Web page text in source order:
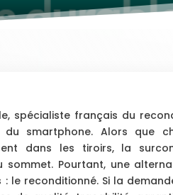
spécialiste français du
du smartphone. Alors que
dans les tiroirs, la
sommet. Pourtant, une
: le reconditionné. Si la